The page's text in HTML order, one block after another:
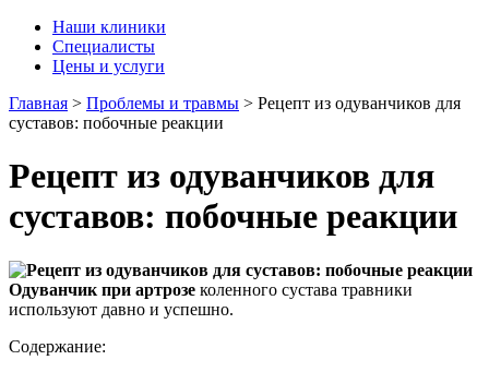
Наши клиники
Специалисты
Цены и услуги
Главная > Проблемы и травмы > Рецепт из одуванчиков для
суставов: побочные реакции
Рецепт из одуванчиков для
суставов: побочные реакции
Одуванчик при артрозе коленного сустава травники
используют давно и успешно.
Содержание: